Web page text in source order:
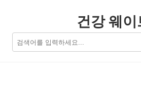
건강 웨이